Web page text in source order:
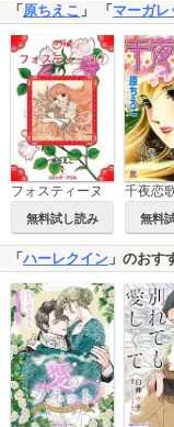
「原ちえこ 」 「マーガレ
フォスティーヌ
無料試し読み
千夜恋
無料
「 ハーレクイン 」のおす